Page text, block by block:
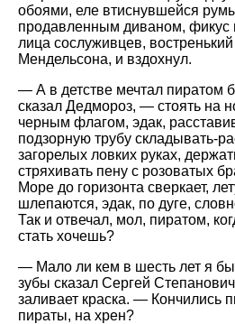
обоями, еле втиснувшейся
продавленным диваном, фикус
лица сослуживцев,
Мендельсона, и вздохнул.
— А в детстве мечтал пиратом
сказал Дедмороз, — стоять на
черным флагом, эдак,
подзорную трубу складывать-
загорелых ловких руках,
стряхивать пену с розоватых
Море до горизонта сверкает,
шлепаются, эдак, по дуге,
Так и отвечал, мол, пиратом,
стать хочешь?
— Мало ли кем в шесть лет я
зубы сказал Сергей
заливает краска. — Кончились
пираты, на хрен?